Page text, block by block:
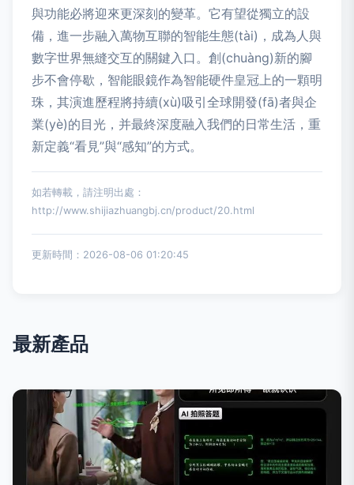
與功能必將迎來更深刻的變革。它有望從獨立的設
備，進一步融入萬物互聯的智能生態(tài)，成為人與
數字世界無縫交互的關鍵入口。創(chuàng)新的腳
步不會停歇，智能眼鏡作為智能硬件皇冠上的一顆明
珠，其演進歷程將持續(xù)吸引全球開發(fā)者與企
業(yè)的目光，并最終深度融入我們的日常生活，重
新定義“看見”與“感知”的方式。
如若轉載，請注明出處：
http://www.shijiazhuangbj.cn/product/20.html
更新時間：2026-08-06 01:20:45
最新產品